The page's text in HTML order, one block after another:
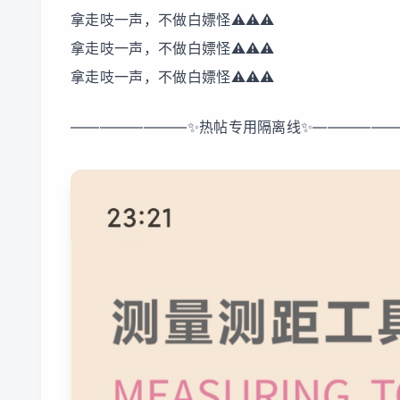
拿走吱一声，不做白嫖怪⚠️⚠️⚠️
拿走吱一声，不做白嫖怪⚠️⚠️⚠️
拿走吱一声，不做白嫖怪⚠️⚠️⚠️
————————✨热帖专用隔离线